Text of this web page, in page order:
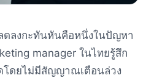
ดลงกะทันหันคือหนึ่งในปัญหา
manager ในไทยรู้สึก
โดยไม่มีสัญญาณเตือนล่วง